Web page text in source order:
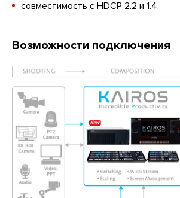
совместимость c HDCP 2.2 и 1.4.
Возможности подключения